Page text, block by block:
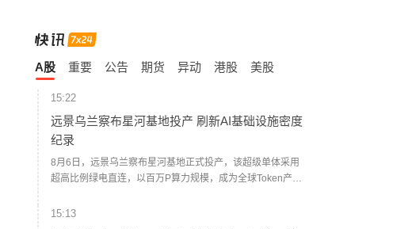
A股 重要 公告 期货 异动 港股 美股
15:22
远景乌兰察布星河基地投产 刷新AI基础设施密度
纪录
8月6日，远景乌兰察布星河基地正式投产，该超级单体采用
超高比例绿电直连，以百万P算力规模，成为全球Token产出
远景科技集团AIDC总经理郑子浩介绍，“远景星河基地”主要
15:13